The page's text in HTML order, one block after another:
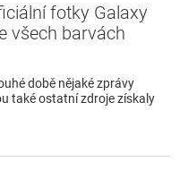
fotky Galaxy
všech barvách
době nějaké zprávy
také ostatní zdroje získaly